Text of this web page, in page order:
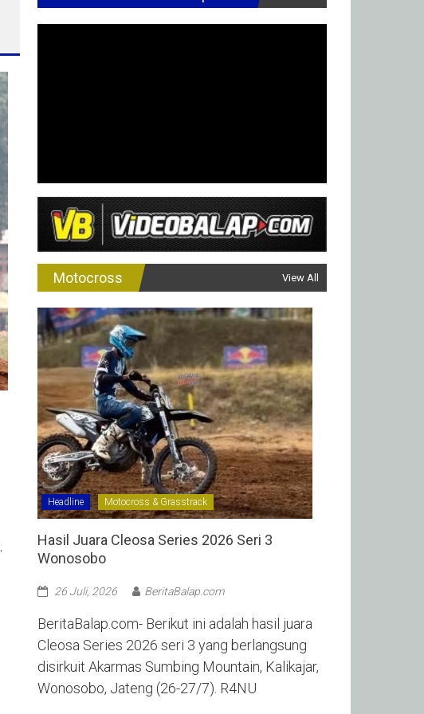
,
Motocross View All
Headline Motocross & Grasstrack
Hasil Juara Cleosa Series 2026 Seri 3
Wonosobo ‎
26 Juli, 2026 BeritaBalap.com
BeritaBalap.com- Berikut ini adalah hasil juara
Cleosa Series 2026 seri 3 yang berlangsung
disirkuit Akarmas Sumbing Mountain, Kalikajar,
Wonosobo, Jateng (26-27/7). R4NU